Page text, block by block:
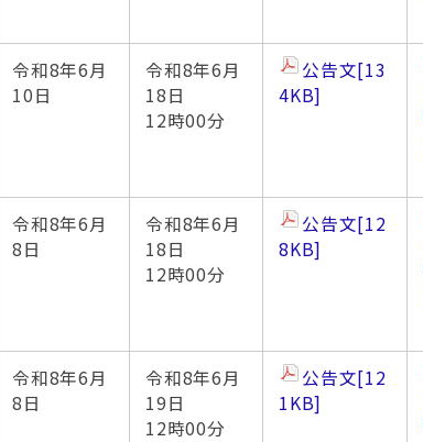
令和8年6月
10日
令和8年6月
18日
12時00分
公告文[13
4KB]
令和8年6月
8日
令和8年6月
18日
12時00分
公告文[12
8KB]
令和8年6月
8日
令和8年6月
19日
12時00分
公告文[12
1KB]